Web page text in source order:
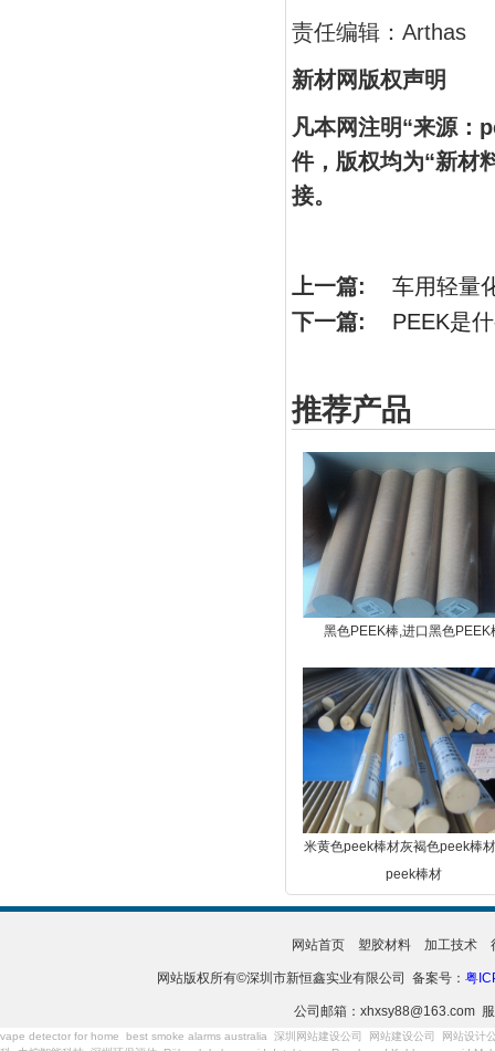
责任编辑：Arthas
新材网版权声明
凡本网注明“来源：
件，版权均为“新材
接。
上一篇: 车用轻量
下一篇: PEEK是
推荐产品
黑色PEEK棒,进口黑色PEEK
米黄色peek棒材灰褐色peek棒
peek棒材
网站首页 塑胶材料 加工技术
网站版权所有©深圳市新恒鑫实业有限公司 备案号： 粤
公司邮箱：xhxsy88@163.com
vape detector for home best smoke alarms australia 深圳网站建设公司 网站建设公司
网站设计